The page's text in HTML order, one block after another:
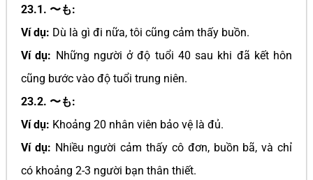
23.1. 〜も:
Ví dụ: Dù là gì đi nữa, tôi cũng cảm thấy buồn.
Ví dụ: Những người ở độ tuổi 40 sau khi đã kết hôn
cũng bước vào độ tuổi trung niên.
23.2. 〜も:
Ví dụ: Khoảng 20 nhân viên bảo vệ là đủ.
Ví dụ: Nhiều người cảm thấy cô đơn, buồn bã, và chỉ
có khoảng 2-3 người bạn thân thiết.